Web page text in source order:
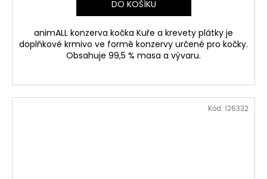
DO KOŠÍKU
animALL konzerva kočka Kuře a krevety plátky je
doplňkové krmivo ve formě konzervy určené pro kočky.
Obsahuje 99,5 % masa a vývaru.
Kód: 126332